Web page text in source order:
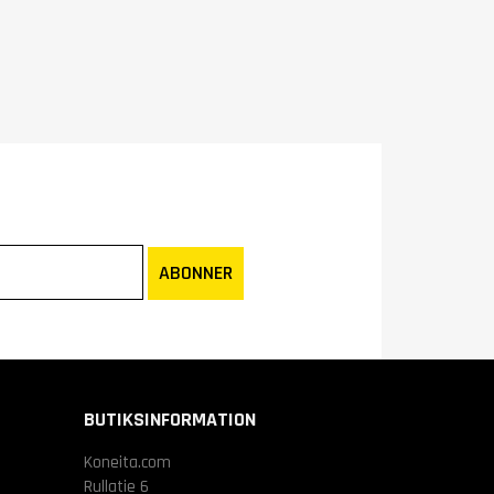
ABONNER
BUTIKSINFORMATION
Koneita.com
Rullatie 6